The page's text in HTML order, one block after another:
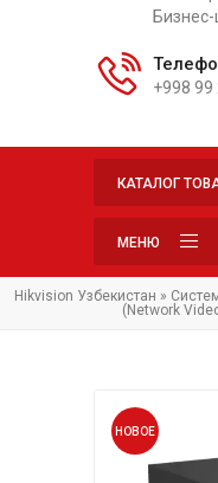
+998 99
КАТАЛОГ
МЕНЮ
Hikvision Узбекистан »
(Network
НОВОЕ